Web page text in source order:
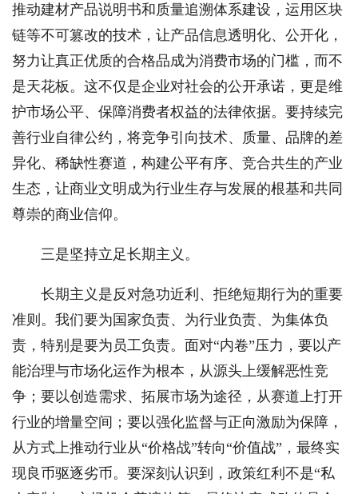
推动建材产品说明书和质量追溯体系建设，运用区块
链等不可篡改的技术，让产品信息透明化、公开化，
努力让真正优质的合格品成为消费市场的门槛，而不
是天花板。这不仅是企业对社会的公开承诺，更是维
护市场公平、保障消费者权益的法律依据。要持续完
善行业自律公约，将竞争引向技术、质量、品牌的差
异化、稀缺性赛道，构建公平有序、竞合共生的产业
生态，让商业文明成为行业生存与发展的根基和共同
尊崇的商业信仰。
三是坚持立足长期主义。
长期主义是反对急功近利、拒绝短期行为的重要
准则。我们要为国家负责、为行业负责、为集体负
责，特别是要为员工负责。面对“内卷”压力，要以产
能治理与市场化运作为根本，从源头上缓解恶性竞
争；要以创造需求、拓展市场为途径，从赛道上打开
行业的增量空间；要以强化监督与正向激励为保障，
从方式上推动行业从“价格战”转向“价值战”，最终实
现良币驱逐劣币。要深刻认识到，政策红利不是“私